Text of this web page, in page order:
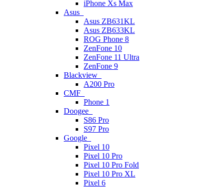
iPhone Xs Max
Asus
Asus ZB631KL
Asus ZB633KL
ROG Phone 8
ZenFone 10
ZenFone 11 Ultra
ZenFone 9
Blackview
A200 Pro
CMF
Phone 1
Doogee
S86 Pro
S97 Pro
Google
Pixel 10
Pixel 10 Pro
Pixel 10 Pro Fold
Pixel 10 Pro XL
Pixel 6